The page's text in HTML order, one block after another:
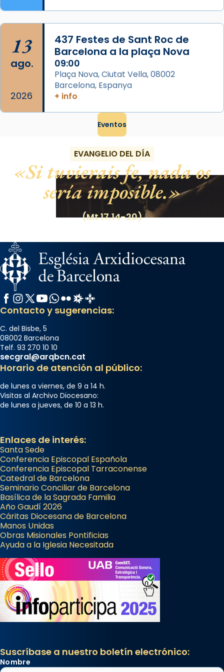
13
ago.
2026
437 Festes de Sant Roc de
Barcelona a la plaça Nova
09:00
Plaça Nova, Ciutat Vella, 08002
Barcelona, Espanya
+ info
Eventos
EVANGELIO DEL DÍA
Si tuvierais fe, nada os
sería imposible.
(Mt 17,14-20)
Facebook
Instagram
X / Twitter
YouTube
WhatsApp
FlickrRadio Estel
Catalunya Cristiana
Contacto y sugerencias:
C. del Bisbe, 5
08002 Barcelona
Telf. 93 270 10 10
secgral@arqbcn.cat
Horario de atención al público:
de lunes a viernes, de 9 a 14 h.
Visitas al Archivo Diocesano:
de lunes a jueves, de 10 a 13 h.
Enlaces de interés:
Santa Sede
Conferencia Episcopal Española
Conferencia Episcopal Tarraconense
Catedral de Barcelona
Seminario Conciliar de Barcelona
Basílica de la Sagrada Familia
Año Gaudí 2026
Cáritas Diocesana de Barcelona
Manos Unidas
Obras Misionales Pontificias
Ayuda a la Iglesia Necesitada
Suscríbase a nuestro boletín electrónico:
Nombre